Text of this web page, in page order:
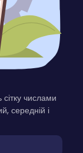
числами
середній і